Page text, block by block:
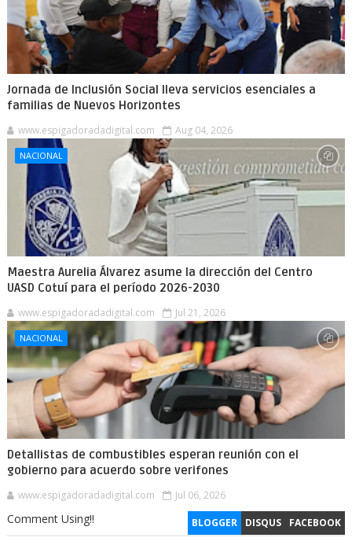
Jornada de Inclusión Social lleva servicios esenciales a
familias de Nuevos Horizontes
www.espigadoradadigital.com Aug 04, 2026
NACIONAL
Maestra Aurelia Álvarez asume la dirección del Centro
UASD Cotuí para el período 2026-2030
www.espigadoradadigital.com Jul 21, 2026
NACIONAL
Detallistas de combustibles esperan reunión con el
gobierno para acuerdo sobre verifones
www.espigadoradadigital.com Jul 06, 2026
BLOGGER DISQUS FACEBOOK
Comment Using!!